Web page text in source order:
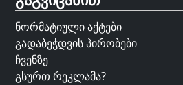
ნორმატიული აქტები
გადაბეჭდვის პირობები
ჩვენზე
გსურთ რეკლამა?